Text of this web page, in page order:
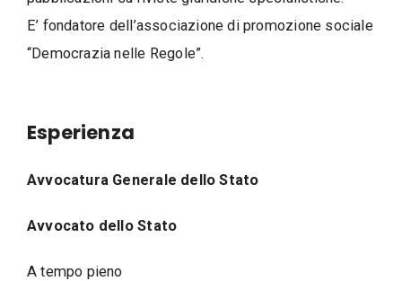
E’ fondatore dell’associazione di promozione sociale
“Democrazia nelle Regole”.
Esperienza
Avvocatura Generale dello Stato
Avvocato dello Stato
A tempo pieno